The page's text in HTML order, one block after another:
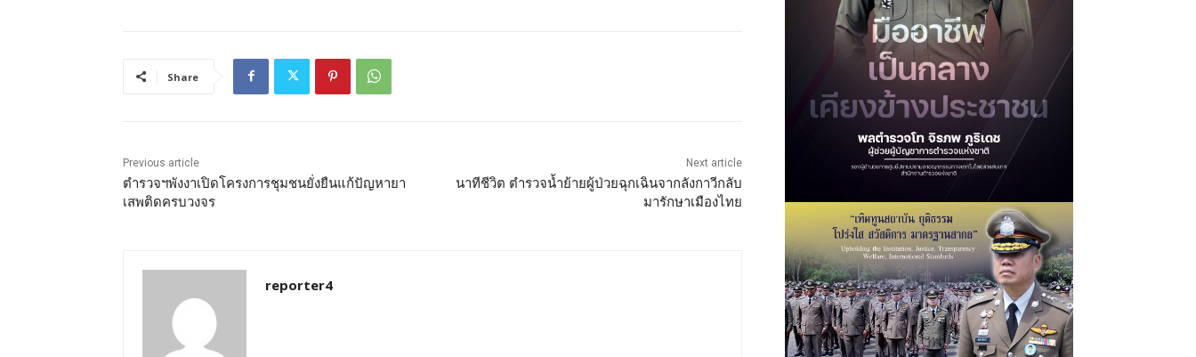
Share
Previous article
ตำรวจฯพังงาเปิดโครงการชุมชนยั่งยืนแก้ปัญหายา
เสพติดครบวงจร
Next article
นาทีชีวิต ตำรวจน้ำย้ายผู้ป่วยฉุกเฉินจากลังกาวีกลับ
มารักษาเมืองไทย
reporter4